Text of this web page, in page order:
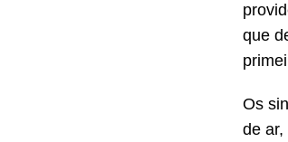
que
Os
de